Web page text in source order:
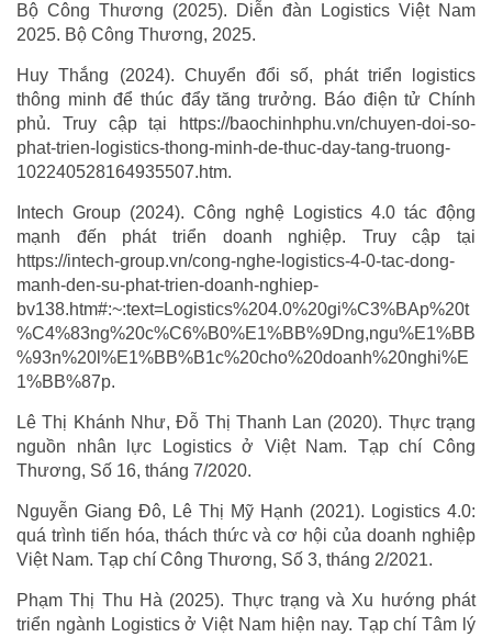
Bộ Công Thương (2025). Diễn đàn Logistics Việt Nam
2025. Bộ Công Thương, 2025.
Huy Thắng (2024). Chuyển đổi số, phát triển logistics
thông minh để thúc đẩy tăng trưởng. Báo điện tử Chính
phủ. Truy cập tại https://baochinhphu.vn/chuyen-doi-so-
phat-trien-logistics-thong-minh-de-thuc-day-tang-truong-
102240528164935507.htm.
Intech Group (2024). Công nghệ Logistics 4.0 tác động
mạnh đến phát triển doanh nghiệp. Truy cập tại
https://intech-group.vn/cong-nghe-logistics-4-0-tac-dong-
manh-den-su-phat-trien-doanh-nghiep-
bv138.htm#:~:text=Logistics%204.0%20gi%C3%BAp%20t
%C4%83ng%20c%C6%B0%E1%BB%9Dng,ngu%E1%BB
%93n%20l%E1%BB%B1c%20cho%20doanh%20nghi%E
1%BB%87p.
Lê Thị Khánh Như, Đỗ Thị Thanh Lan (2020). Thực trạng
nguồn nhân lực Logistics ở Việt Nam. Tạp chí Công
Thương, Số 16, tháng 7/2020.
Nguyễn Giang Đô, Lê Thị Mỹ Hạnh (2021). Logistics 4.0:
quá trình tiến hóa, thách thức và cơ hội của doanh nghiệp
Việt Nam. Tạp chí Công Thương, Số 3, tháng 2/2021.
Phạm Thị Thu Hà (2025). Thực trạng và Xu hướng phát
triển ngành Logistics ở Việt Nam hiện nay. Tạp chí Tâm lý